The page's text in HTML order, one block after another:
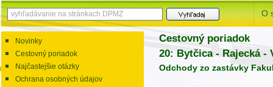
O
Novinky
Cestovný poriadok
Najčastejšie otázky
Ochrana osobných údajov
Cestovný poriadok
20: Bytčica - Rajecká -
Odchody zo zastávky